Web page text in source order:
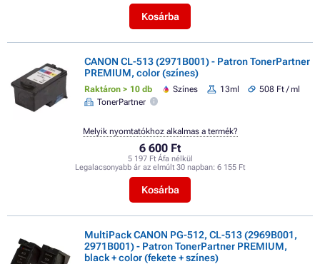
Kosárba
CANON CL-513 (2971B001) - Patron TonerPartner
PREMIUM, color (színes)
Raktáron > 10 db Színes 13ml
508 Ft / ml
TonerPartner
6 600 Ft
5 197 Ft Áfa nélkül
Legalacsonyabb ár az elmúlt 30 napban: 6 155 Ft
Kosárba
Melyik nyomtatókhoz alkalmas a termék?
MultiPack CANON PG-512, CL-513 (2969B001,
2971B001) - Patron TonerPartner PREMIUM,
black + color (fekete + színes)